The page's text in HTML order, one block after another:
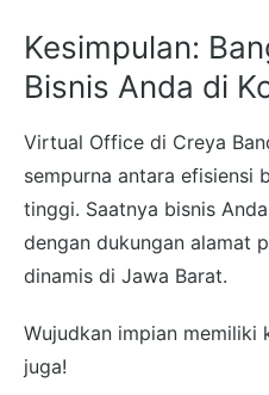
Kesimpulan:
Bisnis Anda di
Virtual Office di Creya
sempurna antara efisiensi
tinggi. Saatnya bisnis
dengan dukungan alamat
dinamis di Jawa Barat.
Wujudkan impian memiliki
juga!